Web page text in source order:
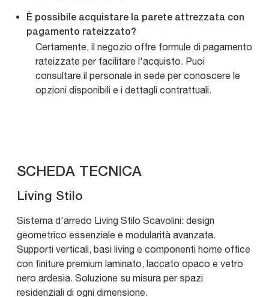
È possibile acquistare la parete attrezzata con
pagamento rateizzato?
Certamente, il negozio offre formule di pagamento
rateizzate per facilitare l'acquisto. Puoi
consultare il personale in sede per conoscere le
opzioni disponibili e i dettagli contrattuali.
SCHEDA TECNICA
Living Stilo
Sistema d'arredo Living Stilo Scavolini: design
geometrico essenziale e modularità avanzata.
Supporti verticali, basi living e componenti home office
con finiture premium laminato, laccato opaco e vetro
nero ardesia. Soluzione su misura per spazi
residenziali di ogni dimensione.